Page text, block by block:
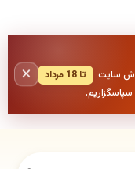
سایت
تا 18 مرداد
×